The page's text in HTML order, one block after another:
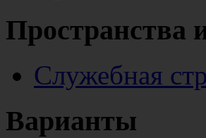
Пространства
Служебная
Варианты